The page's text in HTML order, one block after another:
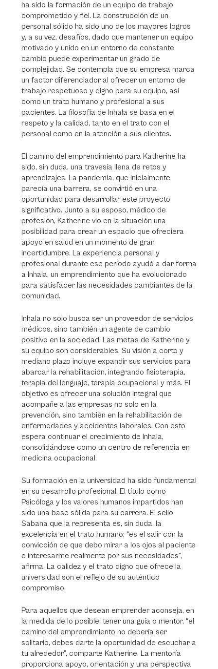
ha sido la formación de un equipo de trabajo
comprometido y fiel. La construcción de un
personal sólido ha sido uno de los mayores logros
y, a su vez, desafíos, dado que mantener un equipo
motivado y unido en un entorno de constante
cambio puede experimentar un grado de
complejidad. Se contempla que su empresa marca
un factor diferenciador al ofrecer un entorno de
trabajo respetuoso y digno para su equipo, así
como un trato humano y profesional a sus
pacientes. La filosofía de Inhala se basa en el
respeto y la calidad, tanto en el trato con el
personal como en la atención a sus clientes.
El camino del emprendimiento para Katherine ha
sido, sin duda, una travesía llena de retos y
aprendizajes. La pandemia, que inicialmente
parecía una barrera, se convirtió en una
oportunidad para desarrollar este proyecto
significativo. Junto a su esposo, médico de
profesión, Katherine vio en la situación una
posibilidad para crear un espacio que ofreciera
apoyo en salud en un momento de gran
incertidumbre. La experiencia personal y
profesional durante ese período ayudó a dar forma
a Inhala, un emprendimiento que ha evolucionado
para satisfacer las necesidades cambiantes de la
comunidad.
Inhala no solo busca ser un proveedor de servicios
médicos, sino también un agente de cambio
positivo en la sociedad. Las metas de Katherine y
su equipo son considerables. Su visión a corto y
mediano plazo incluye expandir sus servicios para
abarcar la rehabilitación, integrando fisioterapia,
terapia del lenguaje, terapia ocupacional y más. El
objetivo es ofrecer una solución integral que
acompañe a las empresas no solo en la
prevención, sino también en la rehabilitación de
enfermedades y accidentes laborales. Con esto
espera continuar el crecimiento de Inhala,
consolidándose como un centro de referencia en
medicina ocupacional.
Su formación en la universidad ha sido fundamental
en su desarrollo profesional. El título como
Psicóloga y los valores humanos impartidos han
sido una base sólida para su carrera. El sello
Sabana que la representa es, sin duda, la
excelencia en el trato humano; “es el salir con la
convicción de que debo mirar a los ojos al paciente
e interesarme realmente por sus necesidades”,
afirma. La calidez y el trato digno que ofrece la
universidad son el reflejo de su auténtico
compromiso.
Para aquellos que desean emprender aconseja, en
la medida de lo posible, tener una guía o mentor, “el
camino del emprendimiento no debería ser
solitario, debes darte la oportunidad de escuchar a
tu alrededor”, comparte Katherine. La mentoría
proporciona apoyo, orientación y una perspectiva